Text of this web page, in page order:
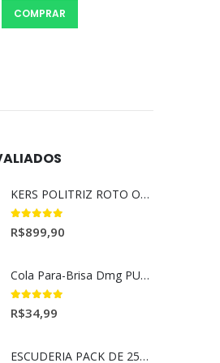
no Pix R$262,11
LEIA MAIS
5.00out of 5
899,90
5.00out of 5
34,99